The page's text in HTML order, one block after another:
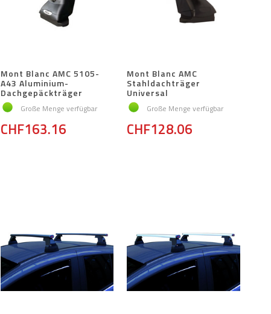
Mont Blanc AMC 5105-
A43 Aluminium-
Dachgepäckträger
Große Menge verfügbar
CHF163.16
Mont Blanc AMC
Stahldachträger
Universal
Große Menge verfügbar
CHF128.06